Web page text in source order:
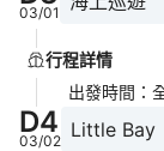
03/01
行程詳情
出發時間 ：
D4
03/02 Little Bay